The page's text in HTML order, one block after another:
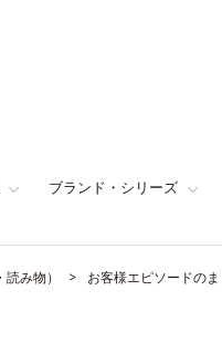
ブランド・シリーズ
み物） お客様エピソードの